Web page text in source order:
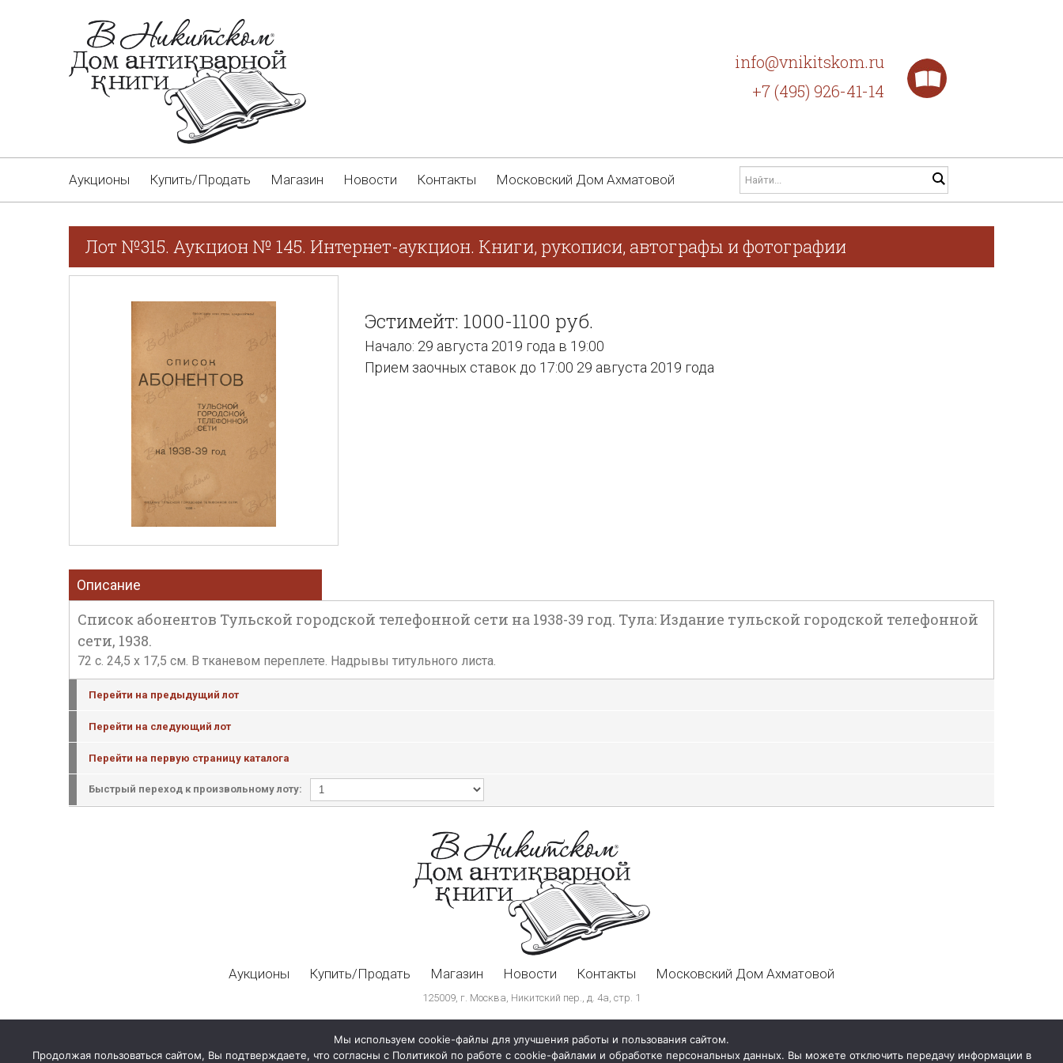
info@vnikitskom.ru
+7 (495) 926-41-14
Аукционы Купить/Продать Магазин Новости Контакты Московский Дом Ахматовой
Лот №315. Аукцион № 145. Интернет-аукцион. Книги, рукописи, автографы и фотографии
Эстимейт: 1000-1100 руб.
Начало: 29 августа 2019 года в 19:00
Прием заочных ставок до 17:00 29 августа 2019 года
Описание
Список абонентов Тульской городской телефонной сети на 1938-39 год. Тула: Издание тульской городской телефонной
сети, 1938.
72 c. 24,5 x 17,5 см. В тканевом переплете. Надрывы титульного листа.
Перейти на предыдущий лот
Перейти на следующий лот
Перейти на первую страницу каталога
Быстрый переход к произвольному лоту:
Аукционы Купить/Продать Магазин Новости Контакты Московский Дом Ахматовой
125009, г. Москва, Никитский пер., д. 4а, стр. 1
Мы используем cookie-файлы для улучшения работы и пользования сайтом.
Продолжая пользоваться сайтом, Вы подтверждаете, что согласны с Политикой по работе с cookie-файлами и обработке персональных данных. Вы можете отключить передачу информации в